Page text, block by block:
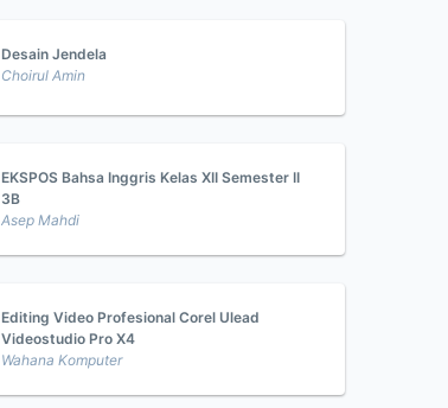
Desain Jendela
Choirul Amin
EKSPOS Bahsa Inggris Kelas XII Semester II
3B
Asep Mahdi
Editing Video Profesional Corel Ulead
Videostudio Pro X4
Wahana Komputer